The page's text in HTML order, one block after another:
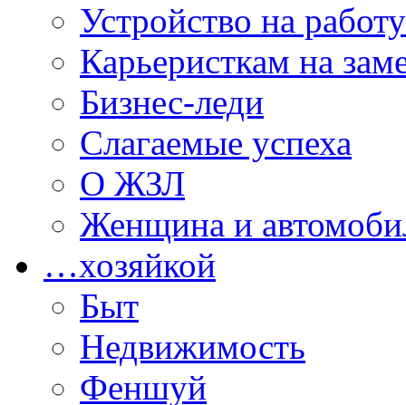
Устройство на работу
Карьеристкам на
Бизнес-леди
Слагаемые успеха
О ЖЗЛ
Женщина и
…хозяйкой
Быт
Недвижимость
Феншуй